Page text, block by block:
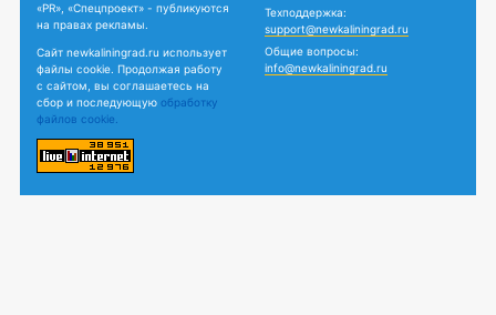
«PR», «Спецпроект» - публикуются
на правах рекламы.
Сайт newkaliningrad.ru использует
файлы cookie. Продолжая работу
с сайтом, вы соглашаетесь на
сбор и последующую обработку
файлов cookie.
Техподдержка:
support@newkaliningrad.ru
Общие вопросы:
info@newkaliningrad.ru